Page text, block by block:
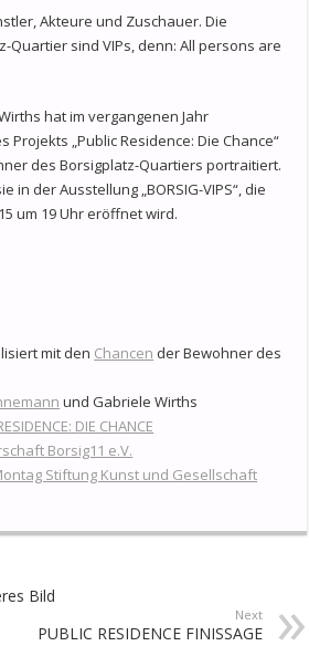
Akteure und Zuschauer. Die
Quartier sind VIPs, denn: All persons are
hat im vergangenen Jahr
„Public Residence: Die Chance“
des Borsigplatz-Quartiers portraitiert.
in der Ausstellung „BORSIG-VIPS“, die
um 19 Uhr eröffnet wird.
mit den Chancen der Bewohner des
und Gabriele Wirths
DIE CHANCE
Borsig11 e.V.
Stiftung Kunst und Gesellschaft
Bild
Next
PUBLIC RESIDENCE FINISSAGE